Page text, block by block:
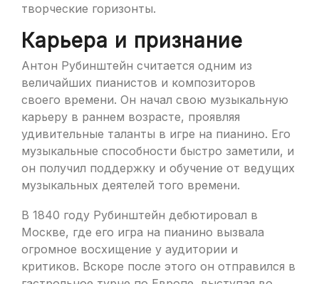
творческие горизонты.
Карьера и признание
Антон Рубинштейн считается одним из
величайших пианистов и композиторов
своего времени. Он начал свою музыкальную
карьеру в раннем возрасте, проявляя
удивительные таланты в игре на пианино. Его
музыкальные способности быстро заметили, и
он получил поддержку и обучение от ведущих
музыкальных деятелей того времени.
В 1840 году Рубинштейн дебютировал в
Москве, где его игра на пианино вызвала
огромное восхищение у аудитории и
критиков. Вскоре после этого он отправился в